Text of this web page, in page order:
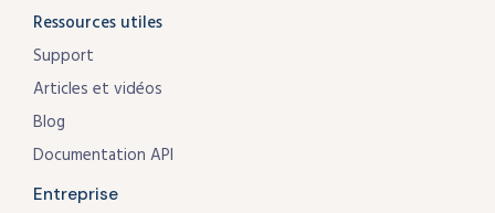
Ressources utiles
Support
Articles et vidéos
Blog
Documentation API
Entreprise